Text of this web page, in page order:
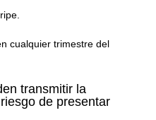
cualquier trimestre del
transmitir la
de presentar